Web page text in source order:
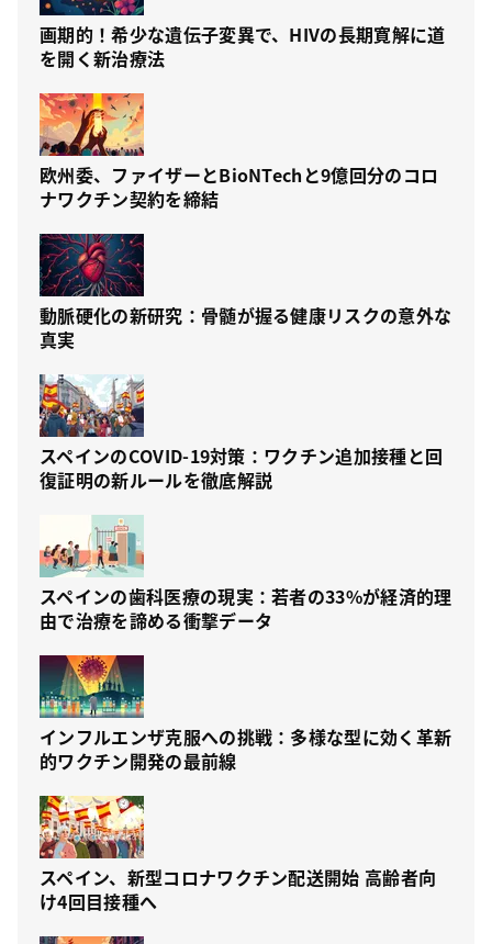
画期的！希少な遺伝子変異で、HIVの長期寛解に道
を開く新治療法
欧州委、ファイザーとBioNTechと9億回分のコロ
ナワクチン契約を締結
動脈硬化の新研究：骨髄が握る健康リスクの意外な
真実
スペインのCOVID-19対策：ワクチン追加接種と回
復証明の新ルールを徹底解説
スペインの歯科医療の現実：若者の33%が経済的理
由で治療を諦める衝撃データ
インフルエンザ克服への挑戦：多様な型に効く革新
的ワクチン開発の最前線
スペイン、新型コロナワクチン配送開始 高齢者向
け4回目接種へ